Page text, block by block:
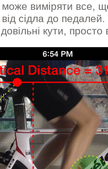
може виміряти все,
сідла до
кути,